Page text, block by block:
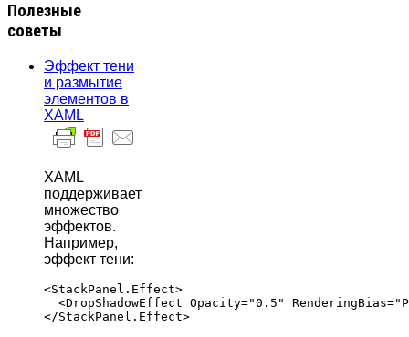
Полезные
советы
Эффект тени
и размытие
элементов в
XAML
XAML
поддерживает
множество
эффектов.
Например,
эффект тени:
<StackPanel.Effect>
<DropShadowEffect Opacity="0.5"